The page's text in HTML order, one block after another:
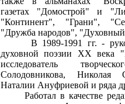
газетах "Домострой" и
"Континент", "Грани",
"Дружба народов", "Духовный
В 1989-1991 гг. -
духовной поэзии ХХ века
исследователь
Солодовникова, Николая
Наталии Ануфриевой и ряда
Работал в качестве